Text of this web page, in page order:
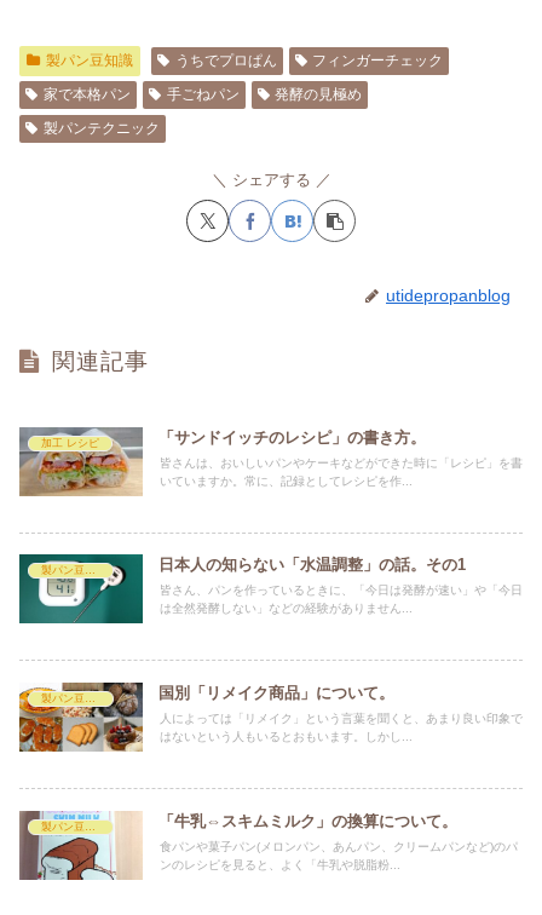
製パン豆知識 うちでプロぱん
フィンガーチェック
家で本格パン
手ごねパン
発酵の見極め
製パンテクニック
シェアする
utidepropanblog
関連記事
加工 レシピ 「サンドイッチのレシピ」の書き方。
皆さんは、おいしいパンやケーキなどができた時に「レシピ」を書
いていますか。常に、記録としてレシピを作...
製パン豆知識 日本人の知らない「水温調整」の話。その1
皆さん、パンを作っているときに、「今日は発酵が速い」や「今日
は全然発酵しない」などの経験がありません...
製パン豆知識 国別「リメイク商品」について。
人によっては「リメイク」という言葉を聞くと、あまり良い印象で
はないという人もいるとおもいます。しかし...
「牛乳⇔スキムミルク」の換算について。
食パンや菓子パン(メロンパン、あんパン、クリームパンなど)のパ
ンのレシピを見ると、よく「牛乳や脱脂粉...